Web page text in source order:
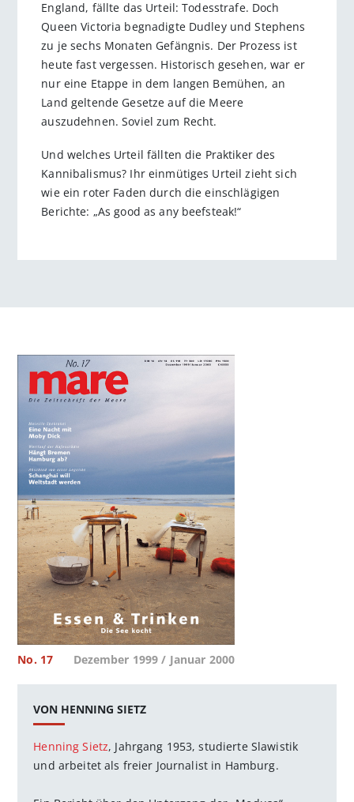
England, fällte das Urteil: Todesstrafe. Doch
Queen Victoria begnadigte Dudley und Stephens
zu je sechs Monaten Gefängnis. Der Prozess ist
heute fast vergessen. Historisch gesehen, war er
nur eine Etappe in dem langen Bemühen, an
Land geltende Gesetze auf die Meere
auszudehnen. Soviel zum Recht.
Und welches Urteil fällten die Praktiker des
Kannibalismus? Ihr einmütiges Urteil zieht sich
wie ein roter Faden durch die einschlägigen
Berichte: „As good as any beefsteak!“
No. 17 Dezember 1999 / Januar 2000
VON HENNING SIETZ
Henning Sietz, Jahrgang 1953, studierte Slawistik
und arbeitet als freier Journalist in Hamburg.